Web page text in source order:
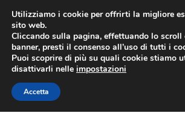
contenuto
Utilizziamo i cookie per offrirti la migliore
sito web.
Cliccando sulla pagina, effettuando lo scroll
banner, presti il consenso all’uso di tutti i
Puoi scoprire di più su quali cookie stiamo
disattivarli nelle impostazioni
Accetta